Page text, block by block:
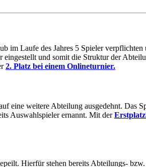
im Laufe des Jahres 5 Spieler
und somit die Struktur der
2. Platz bei einem Onlineturnier.
eine weitere Abteilung ausgedehnt.
Auswahlspieler ernannt. Mit der
Hierfür stehen bereits Abteilungs-